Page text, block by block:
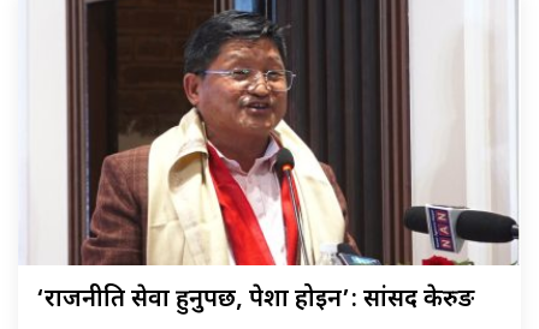
‘राजनीति सेवा हुनुपर्छ, पेशा होइन’: सांसद केरुङ